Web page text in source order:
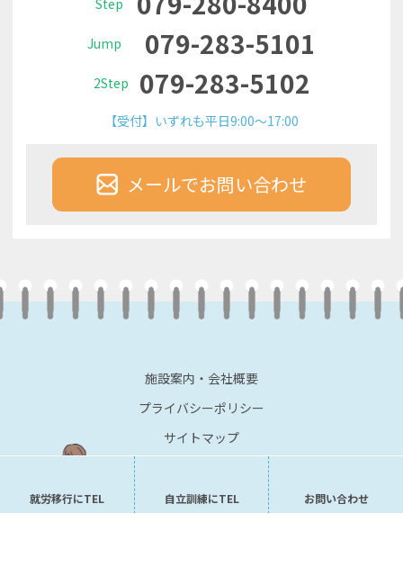
Step
Jump 079-283-5101
2Step 079-283-5102
【受付】いずれも平日9:00～17:00
メールでお問い合わせ
施設案内・会社概要
プライバシーポリシー
サイトマップ
就労移行にTEL 自立訓練にTEL お問い合わせ